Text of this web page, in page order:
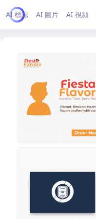
AI 標誌 AI 圖片 AI 視頻